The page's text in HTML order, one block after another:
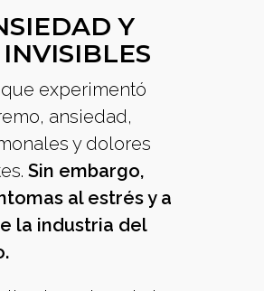
Y
experimentó
ansiedad,
y dolores
Sin embargo,
al estrés y a
la industria del